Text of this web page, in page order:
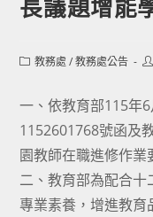
長議題增能
Post教務處 / 教務處公告
一、依教育部115年
1152601768號函及
園教師在職進修作業
二、教育部為配合
專業素養，增進教育